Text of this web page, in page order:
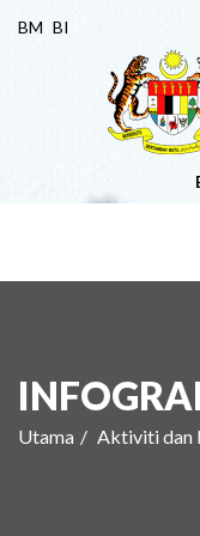
BM BI
Utama Aktiviti dan